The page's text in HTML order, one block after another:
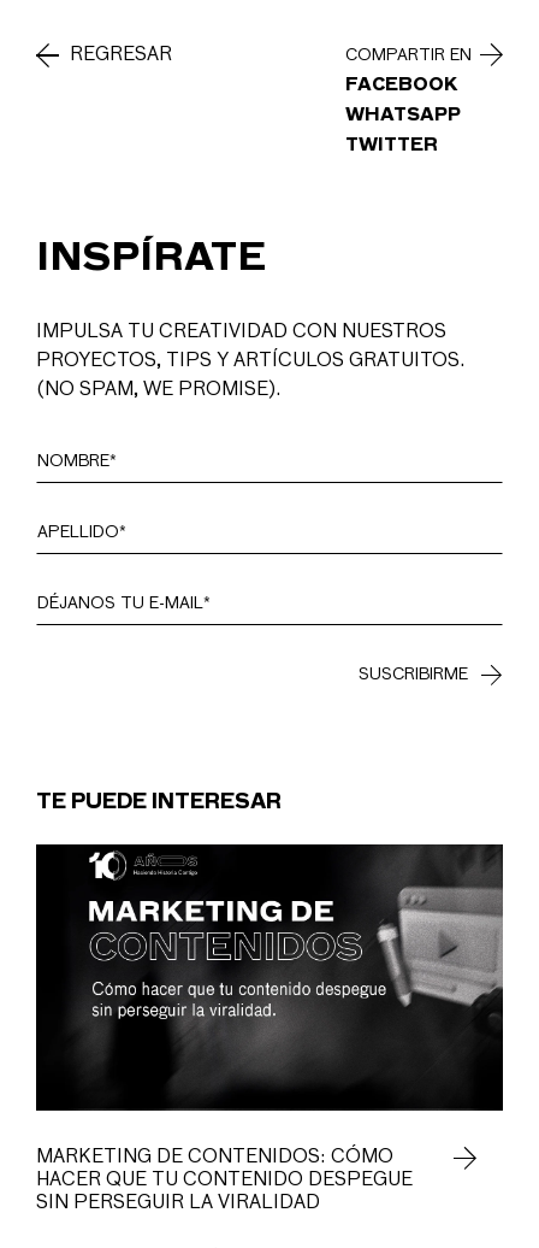
REGRESAR
COMPARTIR EN
FACEBOOK
WHATSAPP
TWITTER
INSPÍRATE
IMPULSA TU CREATIVIDAD CON NUESTROS
PROYECTOS, TIPS Y ARTÍCULOS GRATUITOS.
(NO SPAM, WE PROMISE).
TE PUEDE INTERESAR
MARKETING DE CONTENIDOS: CÓMO
HACER QUE TU CONTENIDO DESPEGUE
SIN PERSEGUIR LA VIRALIDAD